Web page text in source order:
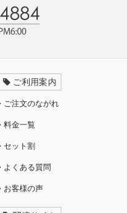
ご利用案内
ご注文のながれ
料金一覧
セット割
よくある質問
お客様の声